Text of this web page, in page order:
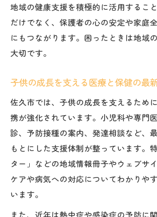
地域の健康支援を積極的に活用するこ
だけでなく、保護者の心の安定や家庭
にもつながります。困ったときは地域
大切です。
子供の成長を支える医療と保健の最
佐久市では、子供の成長を支えるため
携が強化されています。小児科や専門
診、予防接種の案内、発達相談など、
もとにした支援体制が整っています。
ター」などの地域情報冊子やウェブサ
ケアや病気への対応についてわかりや
います。
また、近年は熱中症や感染症の予防に